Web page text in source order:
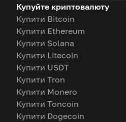
Купуйте криптовалюту
Купити Bitcoin
Купити Ethereum
Купити Solana
Купити Litecoin
Купити USDT
Купити Tron
Купити Monero
Купити Toncoin
Купити Dogecoin